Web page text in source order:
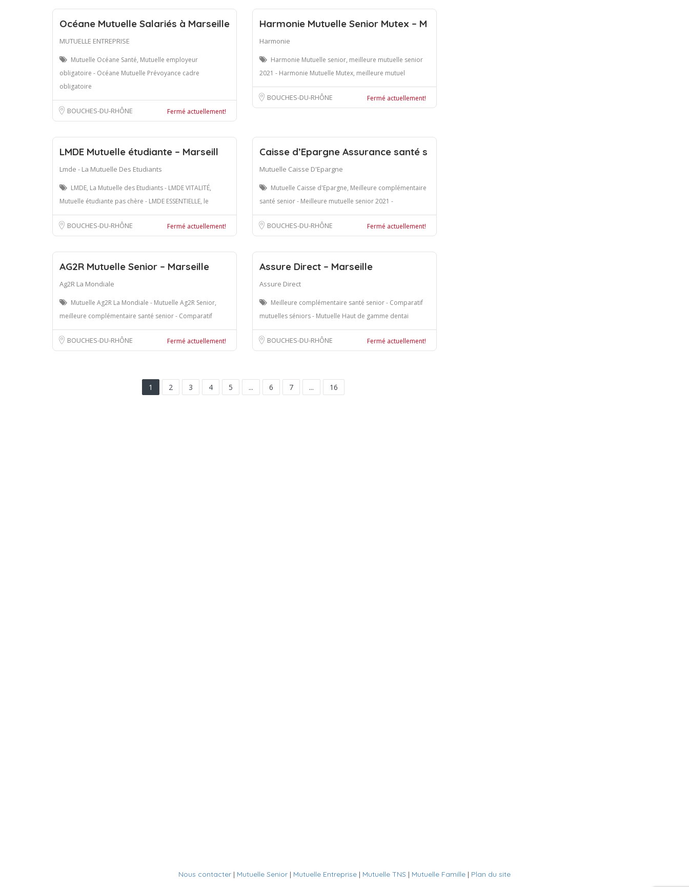
Océane Mutuelle Salariés à Marseille
MUTUELLE ENTREPRISE
Mutuelle Océane Santé, Mutuelle employeur
obligatoire - Océane Mutuelle Prévoyance cadre
obligatoire
BOUCHES-DU-RHÔNE Fermé actuellement!
Harmonie Mutuelle Senior Mutex – M
Harmonie
Harmonie Mutuelle senior, meilleure mutuelle senior
2021 - Harmonie Mutuelle Mutex, meilleure mutuel
BOUCHES-DU-RHÔNE Fermé actuellement!
LMDE Mutuelle étudiante – Marseill
Lmde - La Mutuelle Des Etudiants
LMDE, La Mutuelle des Etudiants - LMDE VITALITÉ,
Mutuelle étudiante pas chère - LMDE ESSENTIELLE, le
BOUCHES-DU-RHÔNE Fermé actuellement!
Caisse d’Epargne Assurance santé s
Mutuelle Caisse D'Epargne
Mutuelle Caisse d'Epargne, Meilleure complémentaire
santé senior - Meilleure mutuelle senior 2021 -
BOUCHES-DU-RHÔNE Fermé actuellement!
AG2R Mutuelle Senior – Marseille
Ag2R La Mondiale
Mutuelle Ag2R La Mondiale - Mutuelle Ag2R Senior,
meilleure complémentaire santé senior - Comparatif
BOUCHES-DU-RHÔNE Fermé actuellement!
Assure Direct – Marseille
Assure Direct
Meilleure complémentaire santé senior - Comparatif
mutuelles séniors - Mutuelle Haut de gamme dentai
BOUCHES-DU-RHÔNE Fermé actuellement!
1 2 3 4 5 ... 6 7 ... 16
Nous contacter | Mutuelle Senior | Mutuelle Entreprise | Mutuelle TNS | Mutuelle Famille | Plan du site